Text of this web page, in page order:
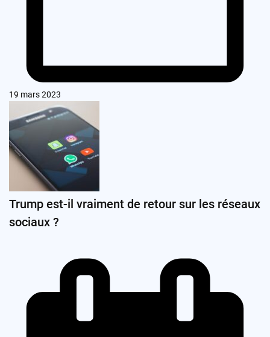
19 mars 2023
Trump est-il vraiment de retour sur les réseaux
sociaux ?